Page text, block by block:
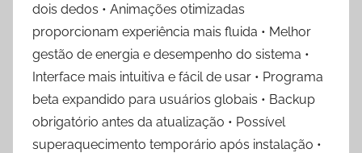
dois dedos • Animações otimizadas
proporcionam experiência mais fluida • Melhor
gestão de energia e desempenho do sistema •
Interface mais intuitiva e fácil de usar • Programa
beta expandido para usuários globais • Backup
obrigatório antes da atualização • Possível
superaquecimento temporário após instalação •